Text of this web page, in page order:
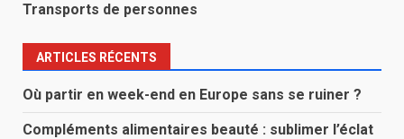
Transports de personnes
ARTICLES RÉCENTS
Où partir en week-end en Europe sans se ruiner ?
Compléments alimentaires beauté : sublimer l’éclat